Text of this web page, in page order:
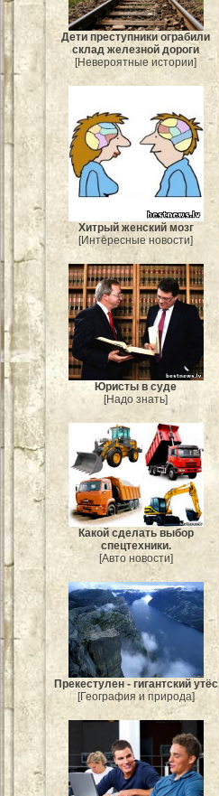
Дети преступники ограбили
склад железной дороги
[Невероятные истории]
Хитрый женский мозг
[Интересные новости]
Юристы в суде
[Надо знать]
Какой сделать выбор
спецтехники.
[Авто новости]
Прекестулен - гигантский утёс
[География и природа]